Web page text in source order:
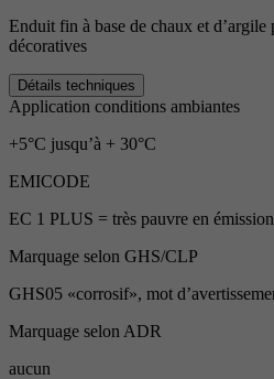
Enduit fin à base de chaux et d’argile
décoratives
Détails techniques
Application conditions ambiantes
+5°C jusqu’à + 30°C
EMICODE
EC 1 PLUS = très pauvre en
Marquage selon GHS/CLP
GHS05 «corrosif», mot
Marquage selon ADR
aucun